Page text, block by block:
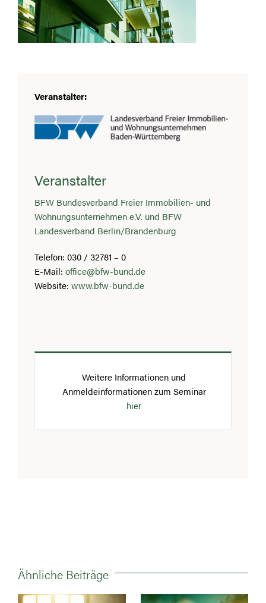
Veranstalter:
Veranstalter
BFW Bundesverband Freier Immobilien- und
Wohnungsunternehmen e.V. und BFW
Landesverband Berlin/Brandenburg
Telefon: 030 / 32781 – 0
E-Mail:office@bfw-bund.de
Website:www.bfw-bund.de
Weitere Informationen und
Anmeldeinformationen zum Seminar
hier
Ähnliche Beiträge